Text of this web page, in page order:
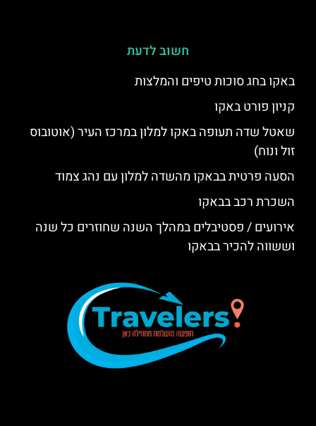
חשוב לדעת
באקו בחג סוכות טיפים והמלצות
קניון פורט באקו
שאטל שדה תעופה באקו למלון במרכז העיר (אוטובוס
זול ונוח)
הסעה פרטית בבאקו מהשדה למלון עם נהג צמוד
השכרת רכב בבאקו
אירועים / פסטיבלים במהלך השנה שחוזרים כל שנה
וששווה להכיר בבאקו